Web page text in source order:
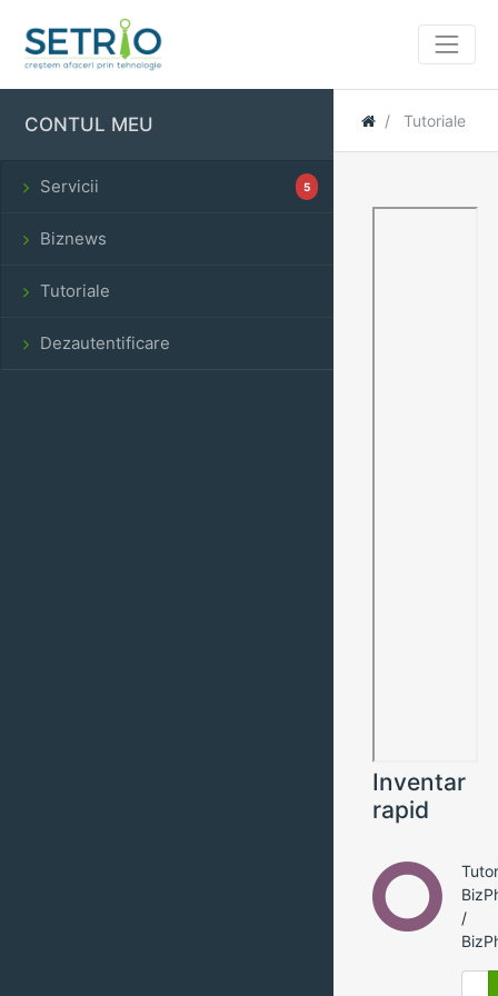
Tutoriale
CONTUL MEU
Servicii 5
Biznews
Tutoriale
Dezautentificare
Inventar
rapid
/